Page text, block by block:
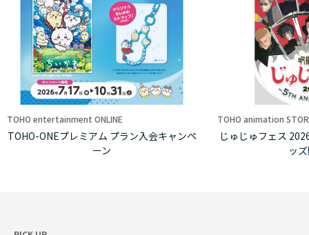
TOHO entertainment ONLINE
TOHO-ONEプレミアム プラン入会キャンペ
ーン
TOHO animation
じゅじゅフェス
ッ